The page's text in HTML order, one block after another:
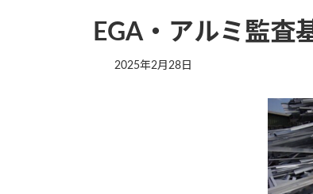
EGA・アルミ監査
2025年2月28日